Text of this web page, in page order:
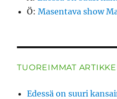
Ö:Masentava show
TUOREIMMAT
Edessä on suuri